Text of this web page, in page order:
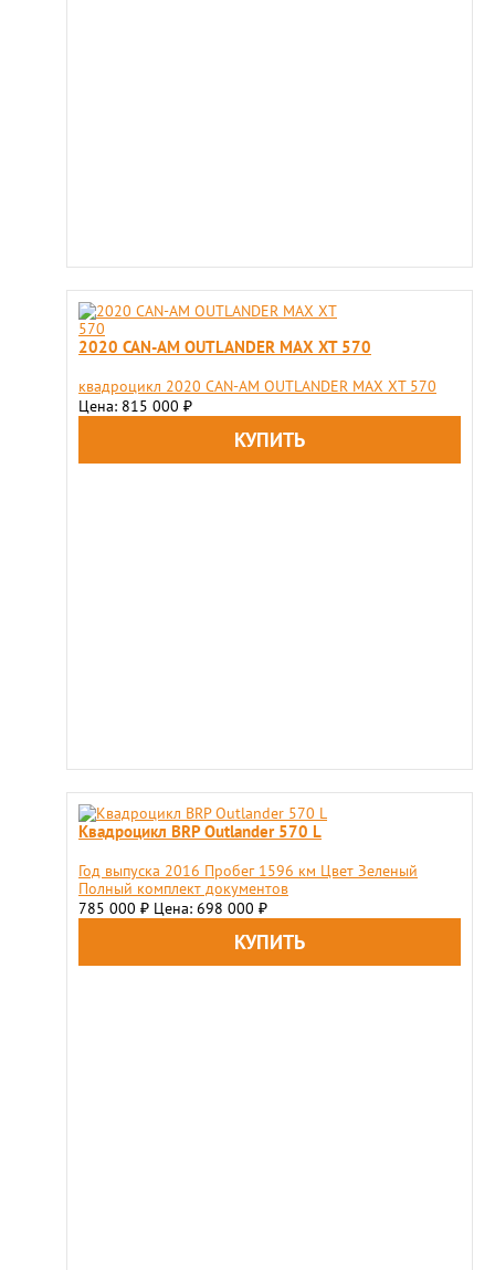
2020 CAN-AM OUTLANDER MAX XT 570
квадроцикл 2020 CAN-AM OUTLANDER MAX XT 570
Цена: 815 000 ₽
Квадроцикл BRP Outlander 570 L
Год выпуска 2016 Пробег 1596 км Цвет Зеленый
Полный комплект документов
785 000 ₽ Цена: 698 000 ₽